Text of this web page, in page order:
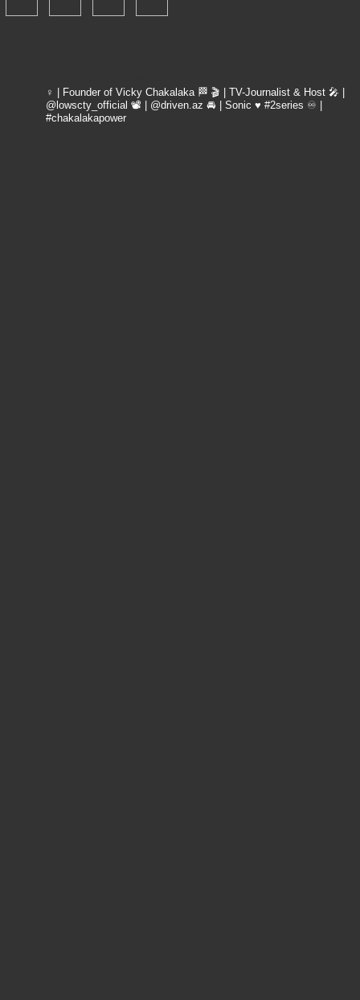
♀️ | Founder of Vicky Chakalaka 🏁 🎬 | TV-Journalist & Host🎤 |
@lowscty_official 📽 | @driven.az 🚘 | Sonic ♥️ #2series ♾️ |
#chakalakapower